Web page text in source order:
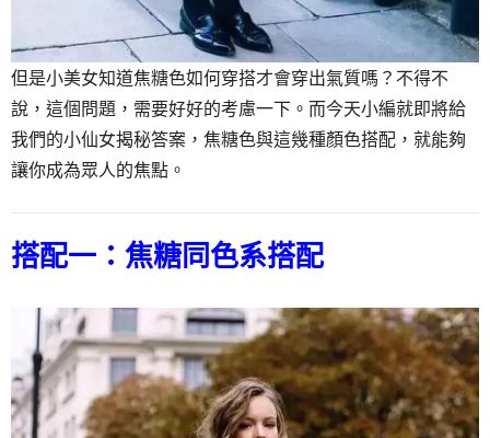
但是小美女知道焦糖色如何穿搭才會穿出氣質嗎？不得不
說，這個問題，需要好好的考慮一下。而今天小編就即將給
我們的小仙女揭秘答案，焦糖色與這幾種顏色搭配，就能夠
讓你成為眾人的焦點。
搭配一：焦糖同色系搭配